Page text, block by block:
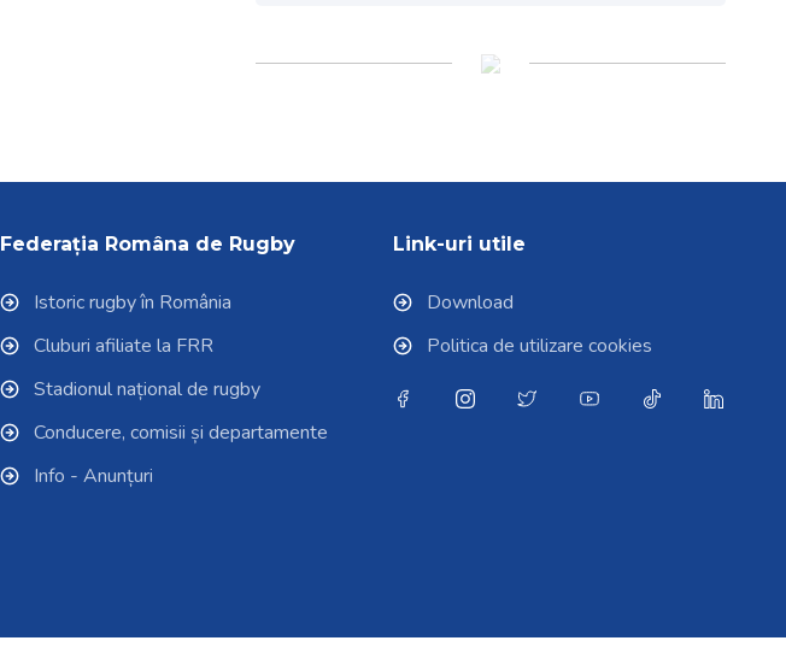
Federația Româna de Rugby
Istoric rugby în România
Cluburi afiliate la FRR
Stadionul național de rugby
Conducere, comisii și departamente
Info - Anunțuri
Link-uri utile
Download
Politica de utilizare cookies